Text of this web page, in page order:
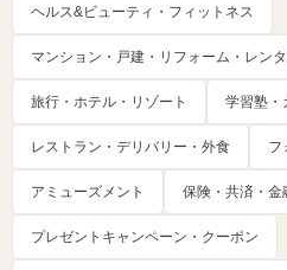
ヘルス&ビューティ・フィットネス
マンション・戸建・リフォーム・レン
旅行・ホテル・リゾート 学習塾・
レストラン・デリバリー・外食 フ
アミューズメント 保険・共済・金
プレゼントキャンペーン・クーポン